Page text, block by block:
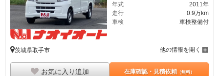
年式
2011年
走行
0.9万km
車検
車検整備付
茨城県取手市 他の情報を開く
お気に入り追加 在庫確認・見積依頼（無料）